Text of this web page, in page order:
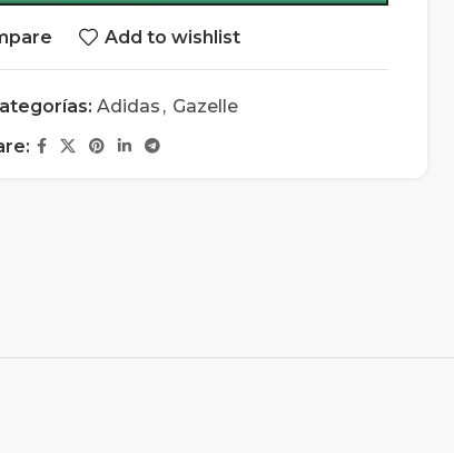
Add to wishlist
Adidas , Gazelle